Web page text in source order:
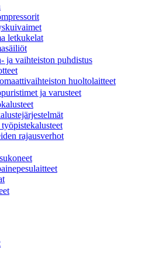
letkukelat
ja vaihteiston puhdistus
huoltolaitteet
ja varusteet
työpistekalusteet
rajausverhot